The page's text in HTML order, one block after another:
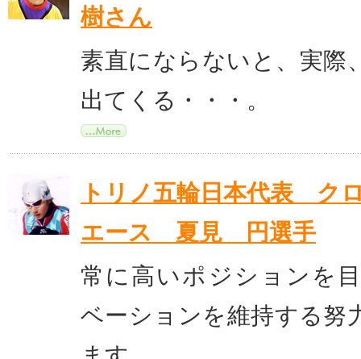
樹さん
素直にならないと、実際
出てくる・・・。
トリノ五輪日本代表 ク
エース 夏見 円選手
常に高いポジションを
ベーションを維持する努